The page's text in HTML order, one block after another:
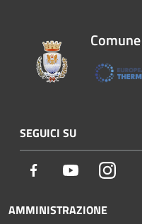
SEGUICI SU
Facebook Youtube
AMMINISTRAZIONE